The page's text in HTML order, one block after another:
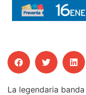
La legendaria